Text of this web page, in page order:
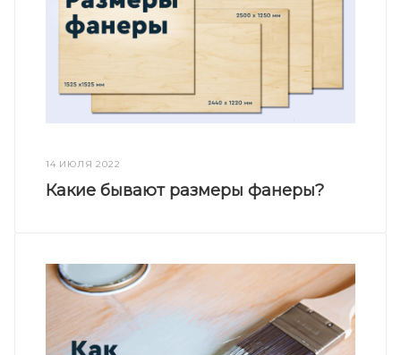
14 ИЮЛЯ 2022
Какие бывают размеры фанеры?